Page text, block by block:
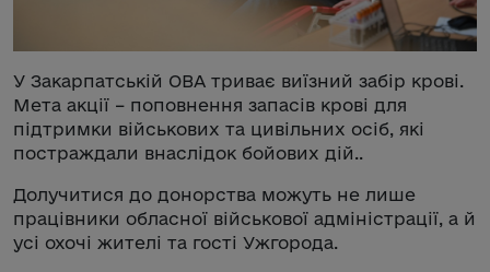
У Закарпатській ОВА триває виїзний забір крові.
Мета акції – поповнення запасів крові для
підтримки військових та цивільних осіб, які
постраждали внаслідок бойових дій..
Долучитися до донорства можуть не лише
працівники обласної військової адміністрації, а й
усі охочі жителі та гості Ужгорода.